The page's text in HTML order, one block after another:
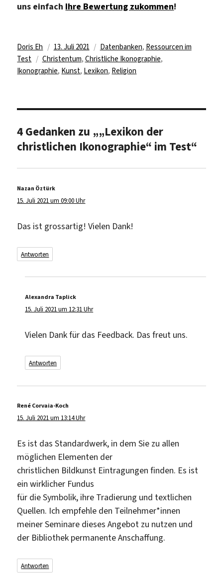
uns einfach Ihre Bewertung zukommen!
Autor
Doris Eh
Veröffentlicht
am
13. Juli 2021 Kategorien
Datenbanken, Ressourcen im
Test
Schlagwörter
Christentum, Christliche Ikonographie,
Ikonographie, Kunst, Lexikon, Religion
4 Gedanken zu „„Lexikon der
christlichen Ikonographie“ im Test“
Nazan Öztürk
15. Juli 2021 um 09:00 Uhr
Das ist grossartig! Vielen Dank!
Antworten
Alexandra Taplick
15. Juli 2021 um 12:31 Uhr
Vielen Dank für das Feedback. Das freut uns.
Antworten
René Corvaia-Koch
15. Juli 2021 um 13:14 Uhr
Es ist das Standardwerk, in dem Sie zu allen
möglichen Elementen der
christlichen Bildkunst Eintragungen finden. Es ist
ein wirklicher Fundus
für die Symbolik, ihre Tradierung und textlichen
Quellen. Ich empfehle den Teilnehmer*innen
meiner Seminare dieses Angebot zu nutzen und
der Bibliothek permanente Anschaffung.
Antworten